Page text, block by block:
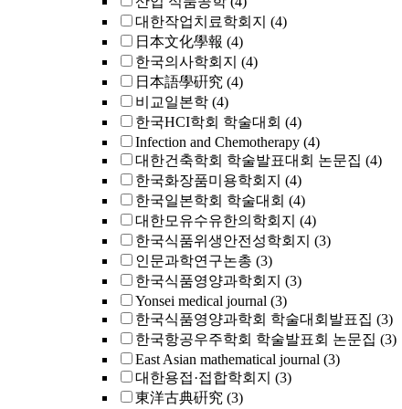
대한작업치료학회지 (4)
日本文化學報 (4)
한국의사학회지 (4)
日本語學硏究 (4)
비교일본학 (4)
한국HCI학회 학술대회 (4)
Infection and Chemotherapy (4)
대한건축학회 학술발표대회 논문집 (4)
한국화장품미용학회지 (4)
한국일본학회 학술대회 (4)
대한모유수유한의학회지 (4)
한국식품위생안전성학회지 (3)
인문과학연구논총 (3)
한국식품영양과학회지 (3)
Yonsei medical journal (3)
한국식품영양과학회 학술대회발표집 (3)
한국항공우주학회 학술발표회 논문집 (3)
East Asian mathematical journal (3)
대한용접·접합학회지 (3)
東洋古典硏究 (3)